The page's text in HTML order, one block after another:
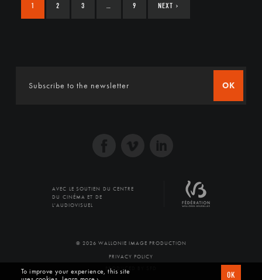
1 2 3 9 NEXT ›
OK
AVEC LE SOUTIEN DU CENTRE
DU CINÉMA ET DE
L'AUDIOVISUEL
© 2026 WALLONIE IMAGE PRODUCTION
PRIVACY POLICY
PRODUCED BY SFD
To improve your experience, this site
OK